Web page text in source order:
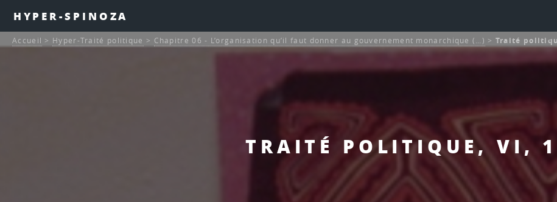
HYPER-SPINOZA
TRAITÉ POLITIQUE, VI,
Accueil > Hyper-Traité politique > Chapitre 06 - L’organisation qu’il faut donner au gouvernement monarchique (…) > Traité